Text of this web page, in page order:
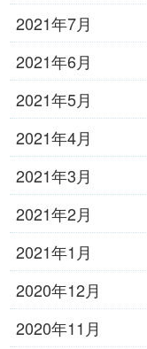
2021年7月
2021年6月
2021年5月
2021年4月
2021年3月
2021年2月
2021年1月
2020年12月
2020年11月